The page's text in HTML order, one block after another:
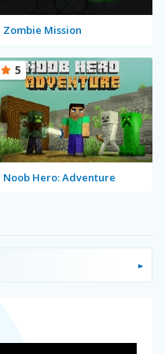
Zombie Mission
Noob Hero: Adventure
5